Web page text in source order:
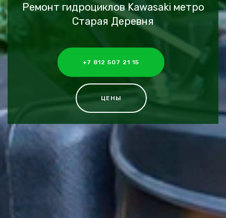
Ремонт гидроциклов Kawasaki метро
Старая Деревня
+7 812 507 21 15
ЦЕНЫ